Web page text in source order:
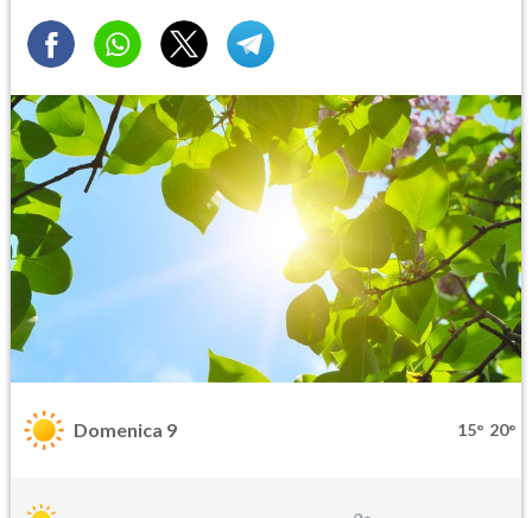
Domenica 9 15° 20°